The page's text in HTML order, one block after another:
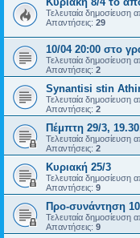
Τελευταία δημοσίευση
Απαντήσεις: 29
10/04 20:00 στο
Τελευταία δημοσίευση
Απαντήσεις: 2
Synantisi stin
Τελευταία δημοσίευση
Απαντήσεις: 2
Πέμπτη 29/3,
Τελευταία δημοσίευση
Απαντήσεις: 2
Κυριακή 25/3
Τελευταία δημοσίευση
Απαντήσεις: 9
Προ-συνάντηση
Τελευταία δημοσίευση
Απαντήσεις: 9